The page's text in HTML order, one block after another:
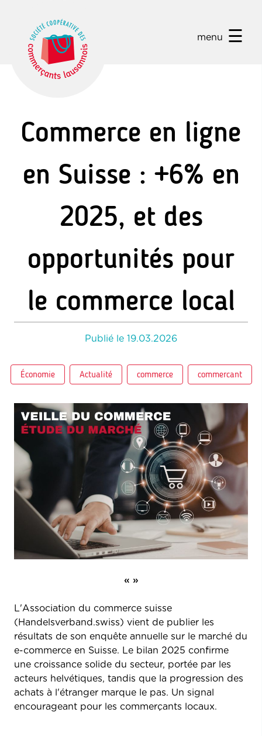
menu ☰
Commerce en ligne
en Suisse : +6% en
2025, et des
opportunités pour
le commerce local
Publié le 19.03.2026
Économie Actualité commerce commercant
« »
L'Association du commerce suisse
(Handelsverband.swiss) vient de publier les
résultats de son enquête annuelle sur le marché du
e-commerce en Suisse. Le bilan 2025 confirme
une croissance solide du secteur, portée par les
acteurs helvétiques, tandis que la progression des
achats à l'étranger marque le pas. Un signal
encourageant pour les commerçants locaux.